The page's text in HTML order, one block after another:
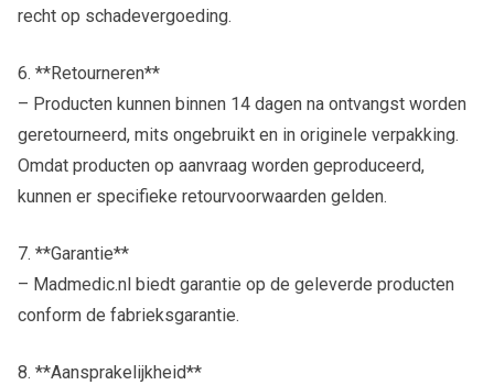
recht op schadevergoeding.
6. **Retourneren**
– Producten kunnen binnen 14 dagen na ontvangst worden
geretourneerd, mits ongebruikt en in originele verpakking.
Omdat producten op aanvraag worden geproduceerd,
kunnen er specifieke retourvoorwaarden gelden.
7. **Garantie**
– Madmedic.nl biedt garantie op de geleverde producten
conform de fabrieksgarantie.
8. **Aansprakelijkheid**